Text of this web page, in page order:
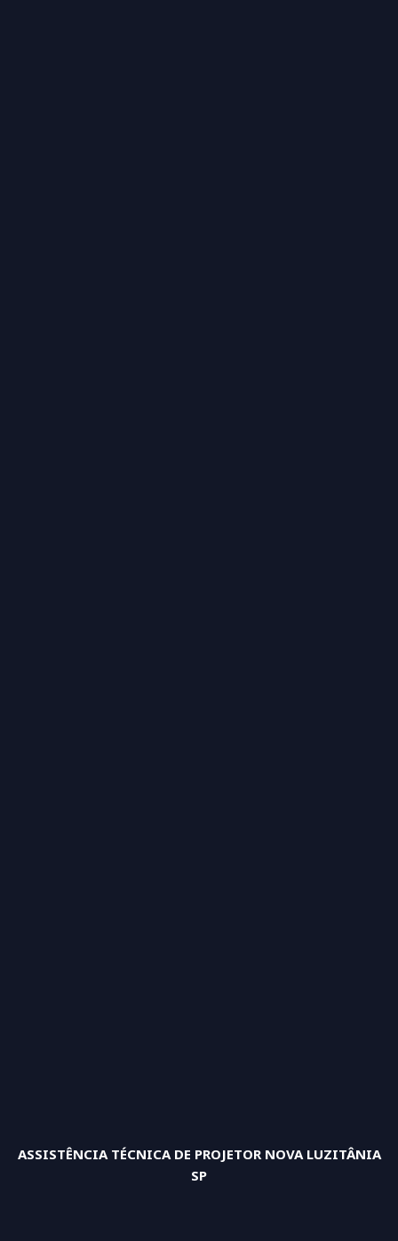
ASSISTÊNCIA TÉCNICA DE PROJETOR NOVA LUZITÂNIA
SP